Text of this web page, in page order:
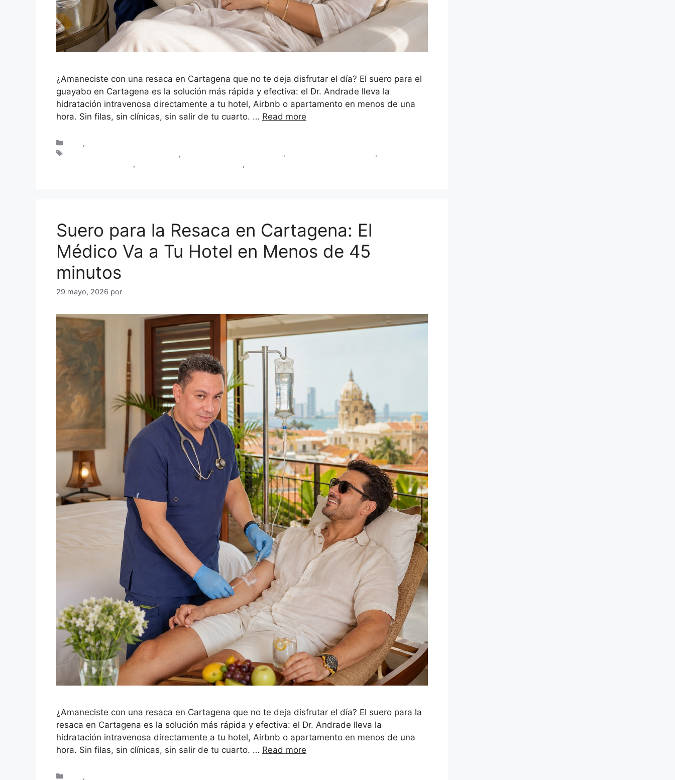
¿Amaneciste con una resaca en Cartagena que no te deja disfrutar el día? El suero para el
guayabo en Cartagena es la solución más rápida y efectiva: el Dr. Andrade lleva la
hidratación intravenosa directamente a tu hotel, Airbnb o apartamento en menos de una
hora. Sin filas, sin clínicas, sin salir de tu cuarto. … Read more
,
, , ,
, ,
Suero para la Resaca en Cartagena: El
Médico Va a Tu Hotel en Menos de 45
minutos
29 mayo, 2026 por
¿Amaneciste con una resaca en Cartagena que no te deja disfrutar el día? El suero para la
resaca en Cartagena es la solución más rápida y efectiva: el Dr. Andrade lleva la
hidratación intravenosa directamente a tu hotel, Airbnb o apartamento en menos de una
hora. Sin filas, sin clínicas, sin salir de tu cuarto. … Read more
,